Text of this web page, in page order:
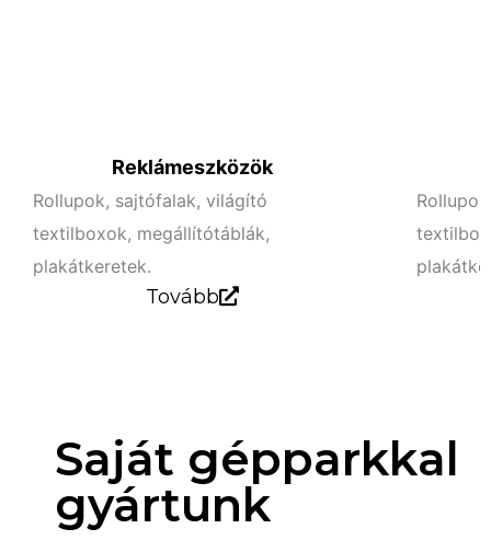
Reklámeszközök
Rollupok, sajtófalak, világító
textilboxok, megállítótáblák,
plakátkeretek.
Tovább
Saját gépparkkal
gyártunk